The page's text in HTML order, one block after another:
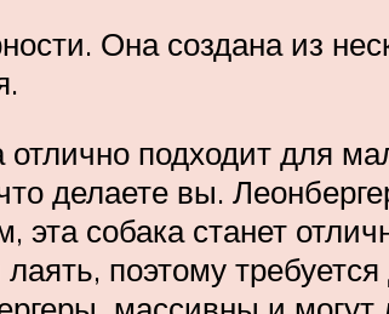
Она создана из
отлично подходит для
делаете вы.
эта собака станет
поэтому требуется